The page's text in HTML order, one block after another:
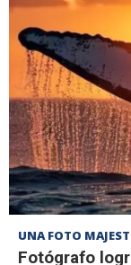
UNA FOTO
Fotógrafo